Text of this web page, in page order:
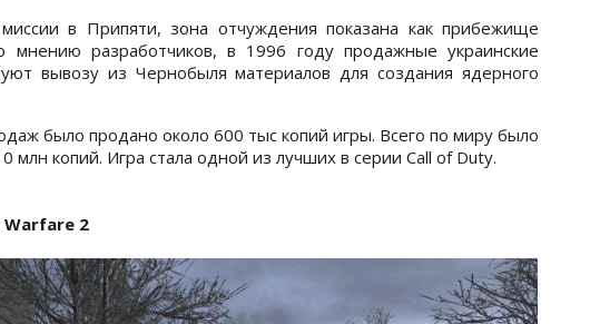
в Припяти, зона отчуждения показана как прибежище
мнению разработчиков, в 1996 году продажные украинские
вывозу из Чернобыля материалов для создания ядерного
было продано около 600 тыс копий игры. Всего по миру было
млн копий. Игра стала одной из лучших в серии Call of Duty.
Warfare 2